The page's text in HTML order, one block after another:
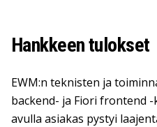
Hankkeen tulokset
EWM:n teknisten ja
backend- ja Fiori frontend
avulla asiakas pystyi